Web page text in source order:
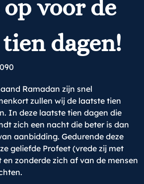
op voor de
dagen!
Ramadan zijn snel
zullen wij de laatste tien
In deze laatste tien dagen die
zich een nacht die beter is dan
aanbidding. Gedurende deze
geliefde Profeet (vrede zij met
zonderde zich af van de mensen